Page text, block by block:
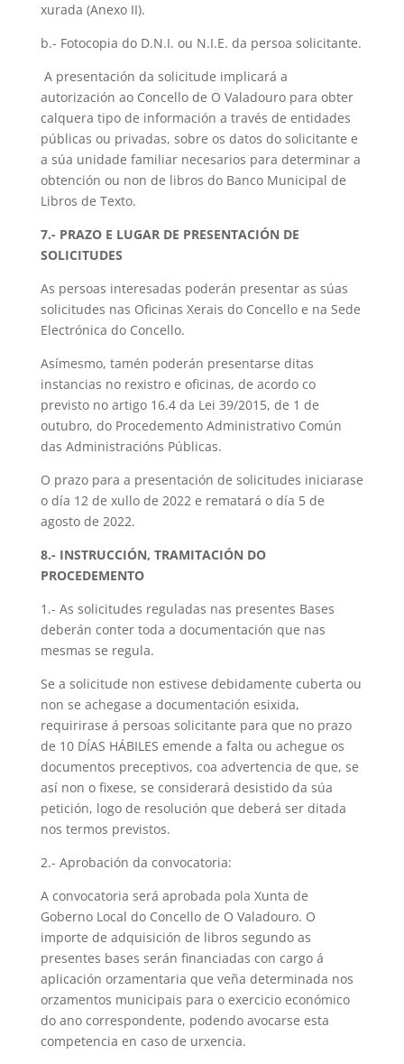
xurada (Anexo II).
b.- Fotocopia do D.N.I. ou N.I.E. da persoa solicitante.
A presentación da solicitude implicará a
autorización ao Concello de O Valadouro para obter
calquera tipo de información a través de entidades
públicas ou privadas, sobre os datos do solicitante e
a súa unidade familiar necesarios para determinar a
obtención ou non de libros do Banco Municipal de
Libros de Texto.
7.- PRAZO E LUGAR DE PRESENTACIÓN DE
SOLICITUDES
As persoas interesadas poderán presentar as súas
solicitudes nas Oficinas Xerais do Concello e na Sede
Electrónica do Concello.
Asímesmo, tamén poderán presentarse ditas
instancias no rexistro e oficinas, de acordo co
previsto no artigo 16.4 da Lei 39/2015, de 1 de
outubro, do Procedemento Administrativo Común
das Administracións Públicas.
O prazo para a presentación de solicitudes iniciarase
o día 12 de xullo de 2022 e rematará o día 5 de
agosto de 2022.
8.- INSTRUCCIÓN, TRAMITACIÓN DO
PROCEDEMENTO
1.- As solicitudes reguladas nas presentes Bases
deberán conter toda a documentación que nas
mesmas se regula.
Se a solicitude non estivese debidamente cuberta ou
non se achegase a documentación esixida,
requirirase á persoas solicitante para que no prazo
de 10 DÍAS HÁBILES emende a falta ou achegue os
documentos preceptivos, coa advertencia de que, se
así non o fixese, se considerará desistido da súa
petición, logo de resolución que deberá ser ditada
nos termos previstos.
2.- Aprobación da convocatoria:
A convocatoria será aprobada pola Xunta de
Goberno Local do Concello de O Valadouro. O
importe de adquisición de libros segundo as
presentes bases serán financiadas con cargo á
aplicación orzamentaria que veña determinada nos
orzamentos municipais para o exercicio económico
do ano correspondente, podendo avocarse esta
competencia en caso de urxencia.